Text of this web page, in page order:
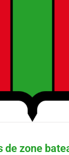
de zone